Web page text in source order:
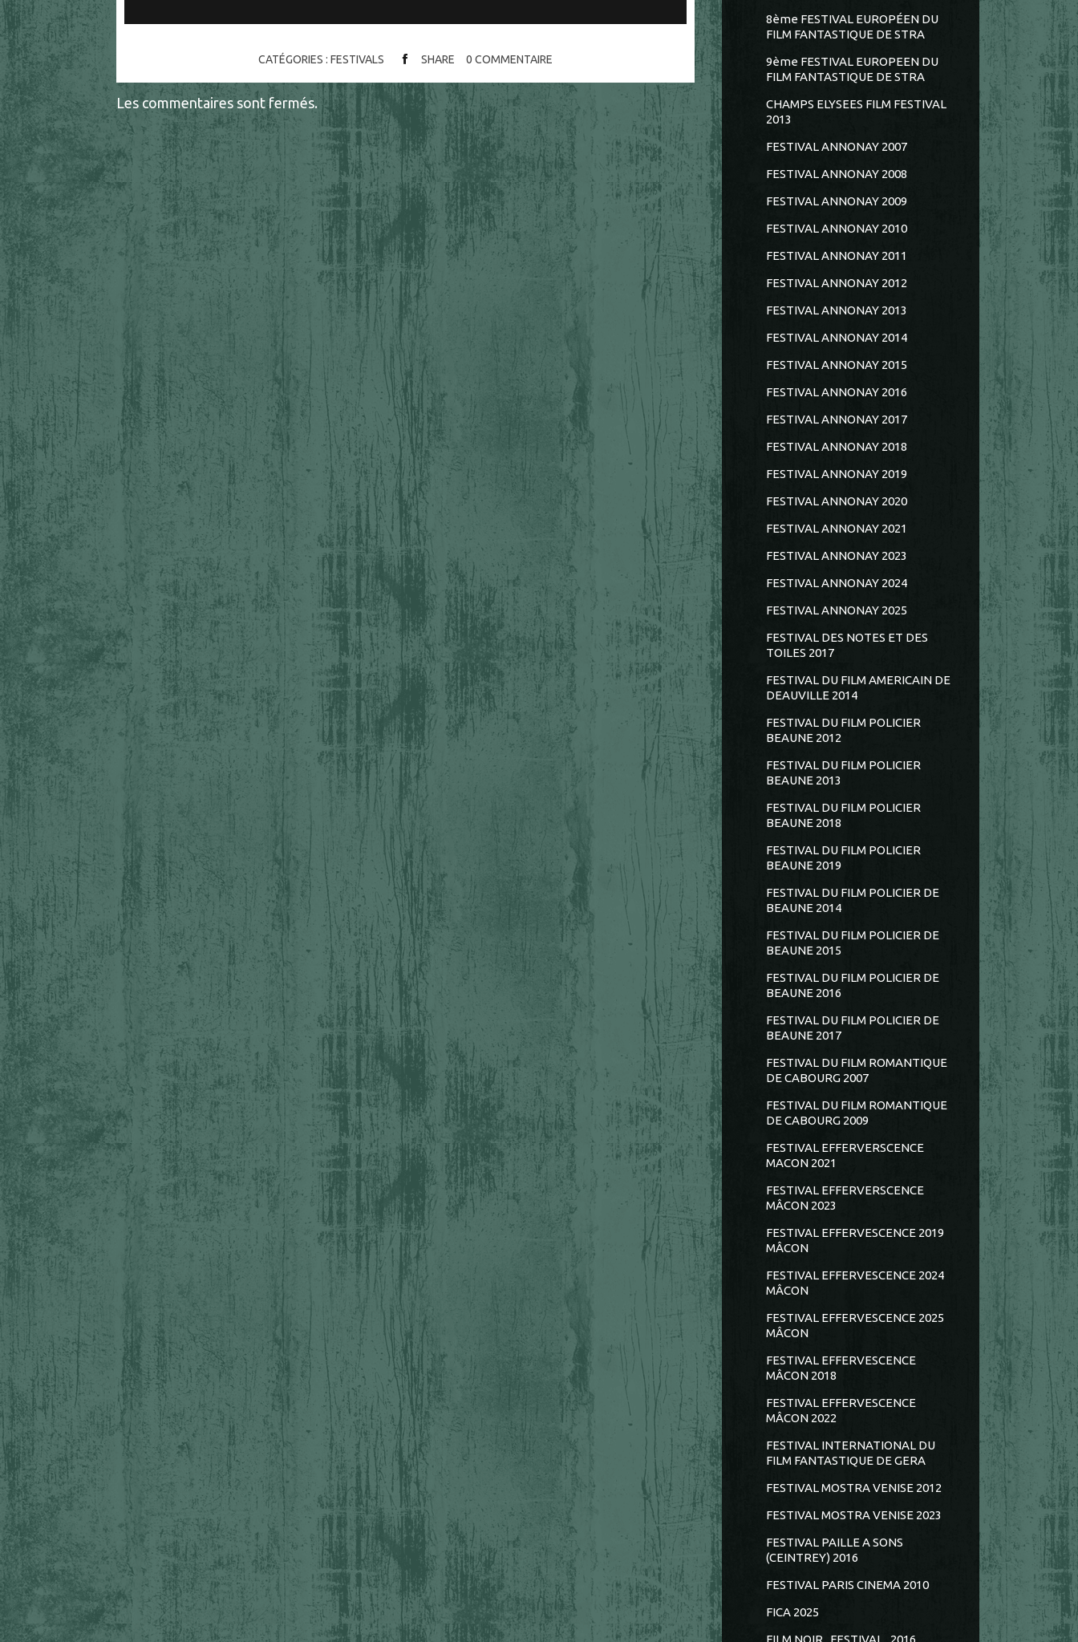
CATÉGORIES : FESTIVALS SHARE 0 COMMENTAIRE
Les commentaires sont fermés.
8ème FESTIVAL EUROPÉEN DU
FILM FANTASTIQUE DE STRA
9ème FESTIVAL EUROPEEN DU
FILM FANTASTIQUE DE STRA
CHAMPS ELYSEES FILM FESTIVAL
2013
FESTIVAL ANNONAY 2007
FESTIVAL ANNONAY 2008
FESTIVAL ANNONAY 2009
FESTIVAL ANNONAY 2010
FESTIVAL ANNONAY 2011
FESTIVAL ANNONAY 2012
FESTIVAL ANNONAY 2013
FESTIVAL ANNONAY 2014
FESTIVAL ANNONAY 2015
FESTIVAL ANNONAY 2016
FESTIVAL ANNONAY 2017
FESTIVAL ANNONAY 2018
FESTIVAL ANNONAY 2019
FESTIVAL ANNONAY 2020
FESTIVAL ANNONAY 2021
FESTIVAL ANNONAY 2023
FESTIVAL ANNONAY 2024
FESTIVAL ANNONAY 2025
FESTIVAL DES NOTES ET DES
TOILES 2017
FESTIVAL DU FILM AMERICAIN DE
DEAUVILLE 2014
FESTIVAL DU FILM POLICIER
BEAUNE 2012
FESTIVAL DU FILM POLICIER
BEAUNE 2013
FESTIVAL DU FILM POLICIER
BEAUNE 2018
FESTIVAL DU FILM POLICIER
BEAUNE 2019
FESTIVAL DU FILM POLICIER DE
BEAUNE 2014
FESTIVAL DU FILM POLICIER DE
BEAUNE 2015
FESTIVAL DU FILM POLICIER DE
BEAUNE 2016
FESTIVAL DU FILM POLICIER DE
BEAUNE 2017
FESTIVAL DU FILM ROMANTIQUE
DE CABOURG 2007
FESTIVAL DU FILM ROMANTIQUE
DE CABOURG 2009
FESTIVAL EFFERVERSCENCE
MACON 2021
FESTIVAL EFFERVERSCENCE
MÂCON 2023
FESTIVAL EFFERVESCENCE 2019
MÂCON
FESTIVAL EFFERVESCENCE 2024
MÂCON
FESTIVAL EFFERVESCENCE 2025
MÂCON
FESTIVAL EFFERVESCENCE
MÂCON 2018
FESTIVAL EFFERVESCENCE
MÂCON 2022
FESTIVAL INTERNATIONAL DU
FILM FANTASTIQUE DE GERA
FESTIVAL MOSTRA VENISE 2012
FESTIVAL MOSTRA VENISE 2023
FESTIVAL PAILLE A SONS
(CEINTREY) 2016
FESTIVAL PARIS CINEMA 2010
FICA 2025